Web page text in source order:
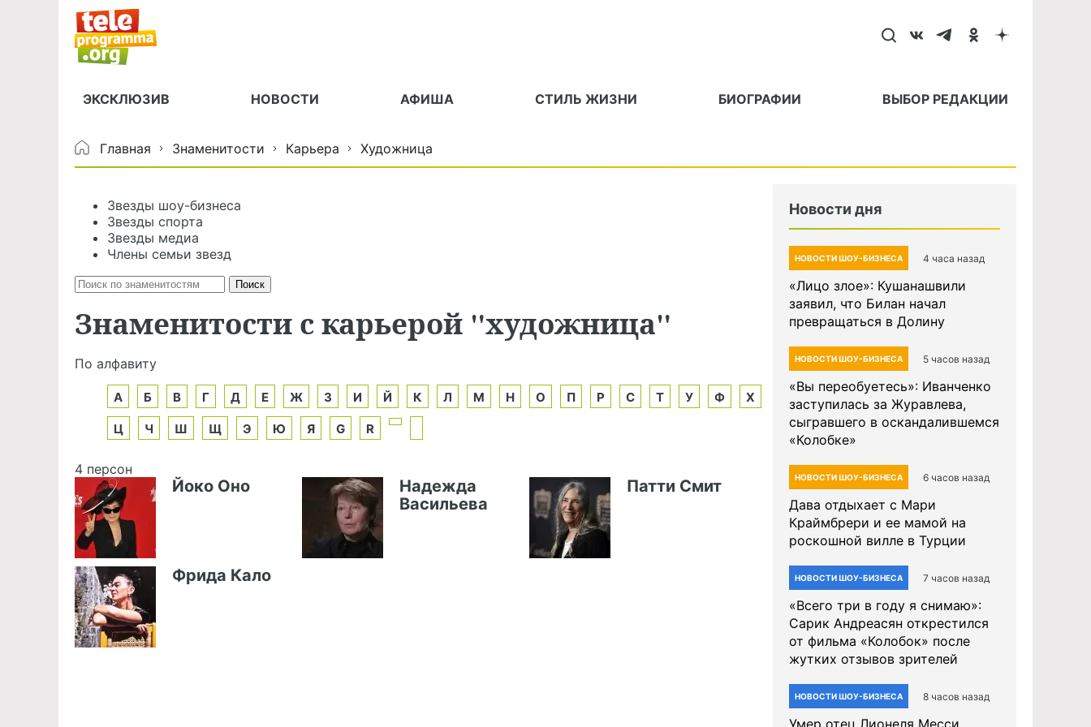
ЭКСКЛЮЗИВ НОВОСТИ АФИША СТИЛЬ ЖИЗНИ БИОГРАФИИ ВЫБОР РЕДАКЦИИ
Главная Знаменитости Карьера Художница
Звезды шоу-бизнеса
Звезды спорта
Звезды медиа
Члены семьи звезд
Знаменитости с карьерой "художница"
По алфавиту
А Б В Г Д Е Ж З И Й К Л М Н О П Р С Т У Ф Х
Ц Ч Ш Щ Э Ю Я G R
4 персон
Йоко Оно
Надежда
Васильева
Патти Смит
Фрида Кало
Новости дня
НОВОСТИ ШОУ-БИЗНЕСА 4 часа назад
«Лицо злое»: Кушанашвили
заявил, что Билан начал
превращаться в Долину
НОВОСТИ ШОУ-БИЗНЕСА 5 часов назад
«Вы переобуетесь»: Иванченко
заступилась за Журавлева,
сыгравшего в оскандалившемся
«Колобке»
НОВОСТИ ШОУ-БИЗНЕСА 6 часов назад
Дава отдыхает с Мари
Краймбрери и ее мамой на
роскошной вилле в Турции
НОВОСТИ ШОУ-БИЗНЕСА 7 часов назад
«Всего три в году я снимаю»:
Сарик Андреасян открестился
от фильма «Колобок» после
жутких отзывов зрителей
НОВОСТИ ШОУ-БИЗНЕСА 8 часов назад
Умер отец Лионеля Месси